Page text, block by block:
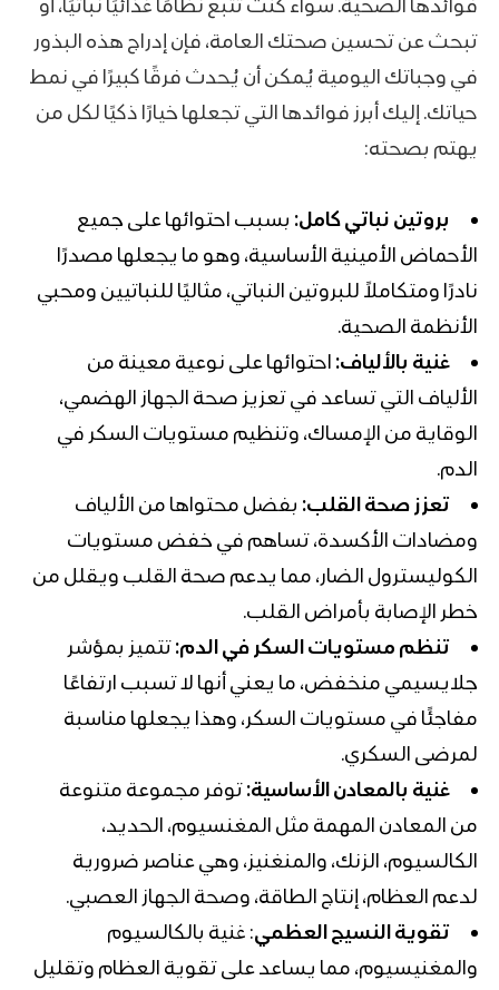
فوائدها الصحية. سواء كنت تتبع نظامًا غذائيًا نباتيًا، أو
تبحث عن تحسين صحتك العامة، فإن إدراج هذه البذور
في وجباتك اليومية يُمكن أن يُحدث فرقًا كبيرًا في نمط
حياتك. إليك أبرز فوائدها التي تجعلها خيارًا ذكيًا لكل من
يهتم بصحته:
بروتين نباتي كامل: بسبب احتوائها على جميع
الأحماض الأمينية الأساسية، وهو ما يجعلها مصدرًا
نادرًا ومتكاملاً للبروتين النباتي، مثاليًا للنباتيين ومحبي
الأنظمة الصحية.
غنية بالألياف: احتوائها على نوعية معينة من
الألياف التي تساعد في تعزيز صحة الجهاز الهضمي،
الوقاية من الإمساك، وتنظيم مستويات السكر في
الدم.
تعزز صحة القلب: بفضل محتواها من الألياف
ومضادات الأكسدة، تساهم في خفض مستويات
الكوليسترول الضار، مما يدعم صحة القلب ويقلل من
خطر الإصابة بأمراض القلب.
تنظم مستويات السكر في الدم:تتميز بمؤشر
جلايسيمي منخفض، ما يعني أنها لا تسبب ارتفاعًا
مفاجئًا في مستويات السكر، وهذا يجعلها مناسبة
لمرضى السكري.
غنية بالمعادن الأساسية:توفر مجموعة متنوعة
من المعادن المهمة مثل المغنسيوم، الحديد،
الكالسيوم، الزنك، والمنغنيز، وهي عناصر ضرورية
لدعم العظام، إنتاج الطاقة، وصحة الجهاز العصبي.
تقوية النسيج العظمي: غنية بالكالسيوم
والمغنيسيوم، مما يساعد على تقوية العظام وتقليل